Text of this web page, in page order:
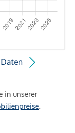
Daten
in unserer